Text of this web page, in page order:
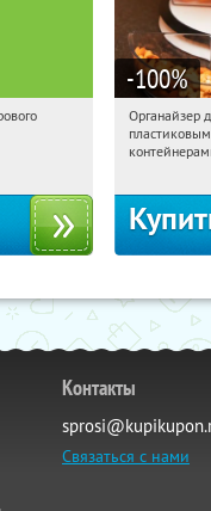
первым!
-100%
05:53:32
Россия
Органайзер
Контакты
Связаться с нами